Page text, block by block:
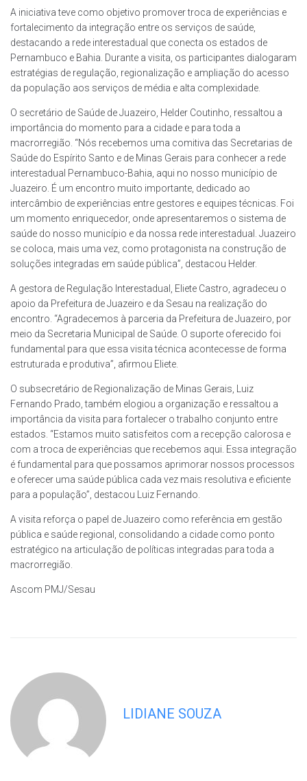
A iniciativa teve como objetivo promover troca de experiências e
fortalecimento da integração entre os serviços de saúde,
destacando a rede interestadual que conecta os estados de
Pernambuco e Bahia. Durante a visita, os participantes dialogaram
estratégias de regulação, regionalização e ampliação do acesso
da população aos serviços de média e alta complexidade.
O secretário de Saúde de Juazeiro, Helder Coutinho, ressaltou a
importância do momento para a cidade e para toda a
macrorregião. “Nós recebemos uma comitiva das Secretarias de
Saúde do Espírito Santo e de Minas Gerais para conhecer a rede
interestadual Pernambuco-Bahia, aqui no nosso município de
Juazeiro. É um encontro muito importante, dedicado ao
intercâmbio de experiências entre gestores e equipes técnicas. Foi
um momento enriquecedor, onde apresentaremos o sistema de
saúde do nosso município e da nossa rede interestadual. Juazeiro
se coloca, mais uma vez, como protagonista na construção de
soluções integradas em saúde pública”, destacou Helder.
A gestora de Regulação Interestadual, Eliete Castro, agradeceu o
apoio da Prefeitura de Juazeiro e da Sesau na realização do
encontro. “Agradecemos à parceria da Prefeitura de Juazeiro, por
meio da Secretaria Municipal de Saúde. O suporte oferecido foi
fundamental para que essa visita técnica acontecesse de forma
estruturada e produtiva”, afirmou Eliete.
O subsecretário de Regionalização de Minas Gerais, Luiz
Fernando Prado, também elogiou a organização e ressaltou a
importância da visita para fortalecer o trabalho conjunto entre
estados. “Estamos muito satisfeitos com a recepção calorosa e
com a troca de experiências que recebemos aqui. Essa integração
é fundamental para que possamos aprimorar nossos processos
e oferecer uma saúde pública cada vez mais resolutiva e eficiente
para a população”, destacou Luiz Fernando.
A visita reforça o papel de Juazeiro como referência em gestão
pública e saúde regional, consolidando a cidade como ponto
estratégico na articulação de políticas integradas para toda a
macrorregião.
Ascom PMJ/Sesau
LIDIANE SOUZA